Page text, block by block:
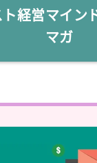
経営マイン
マガ